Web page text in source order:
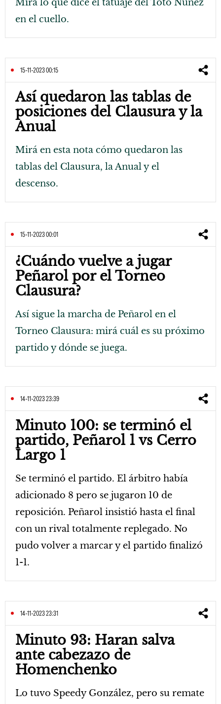
Mirá lo que dice el tatuaje del Toto Núñez
en el cuello.
15-11-2023 00:15
Así quedaron las tablas de
posiciones del Clausura y la
Anual
Mirá en esta nota cómo quedaron las
tablas del Clausura, la Anual y el
descenso.
15-11-2023 00:01
¿Cuándo vuelve a jugar
Peñarol por el Torneo
Clausura?
Así sigue la marcha de Peñarol en el
Torneo Clausura: mirá cuál es su próximo
partido y dónde se juega.
14-11-2023 23:39
Minuto 100: se terminó el
partido, Peñarol 1 vs Cerro
Largo 1
Se terminó el partido. El árbitro había
adicionado 8 pero se jugaron 10 de
reposición. Peñarol insistió hasta el final
con un rival totalmente replegado. No
pudo volver a marcar y el partido finalizó
1-1.
14-11-2023 23:31
Minuto 93: Haran salva
ante cabezazo de
Homenchenko
Lo tuvo Speedy González, pero su remate